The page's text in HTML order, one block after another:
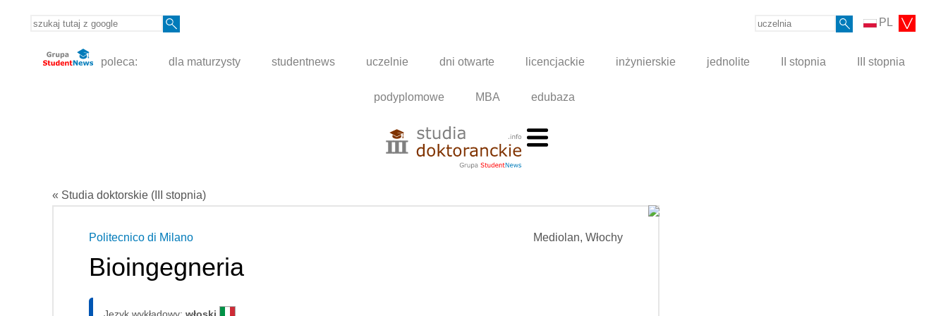
PL
poleca: dla maturzysty studentnews uczelnie dni otwarte licencjackie inżynierskie jednolite II stopnia III stopnia
podyplomowe MBA edubaza
« Studia doktorskie (III stopnia)
Mediolan, Włochy
Politecnico di Milano
Bioingegneria
Język wykładowy: włoski